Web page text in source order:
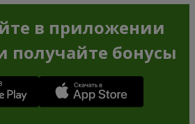
в приложении
получайте бонусы